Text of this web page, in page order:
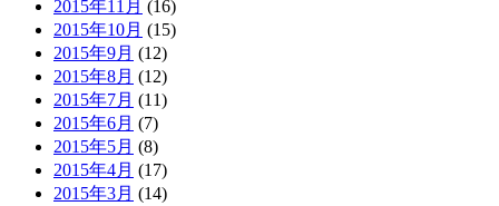
2015年11月 (16)
2015年10月 (15)
2015年9月 (12)
2015年8月 (12)
2015年7月 (11)
2015年6月 (7)
2015年5月 (8)
2015年4月 (17)
2015年3月 (14)